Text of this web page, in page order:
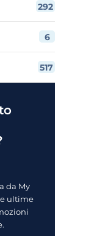
292
6
517
da My
ultime